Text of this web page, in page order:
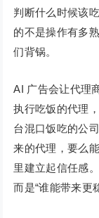
判断什么时候该
的不是操作有多
们背锅。
AI 广告会让代理
执行吃饭的代理
台混口饭吃的公
来的代理，要么
里建立起信任感
而是“谁能带来更